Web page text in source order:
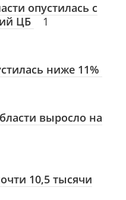
опустилась с
ЦБ
1
ниже 11%
выросло на
10,5 тысячи